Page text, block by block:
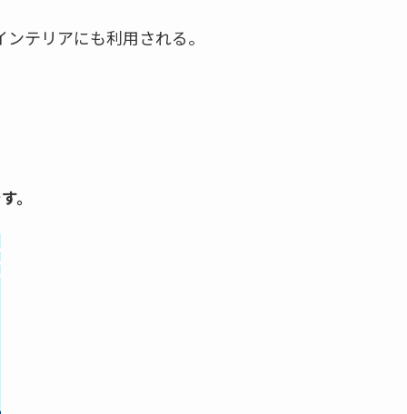
テリアにも利用される。
。